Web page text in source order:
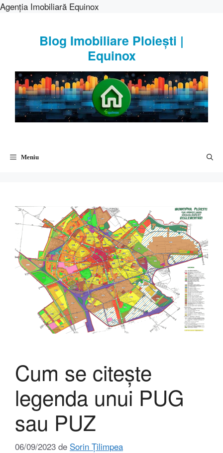
Agenția Imobiliară Equinox
Blog Imobiliare Ploiești |
Equinox
Meniu
Cum se citește
legenda unui PUG
sau PUZ
06/09/2023 de Sorin Țilimpea